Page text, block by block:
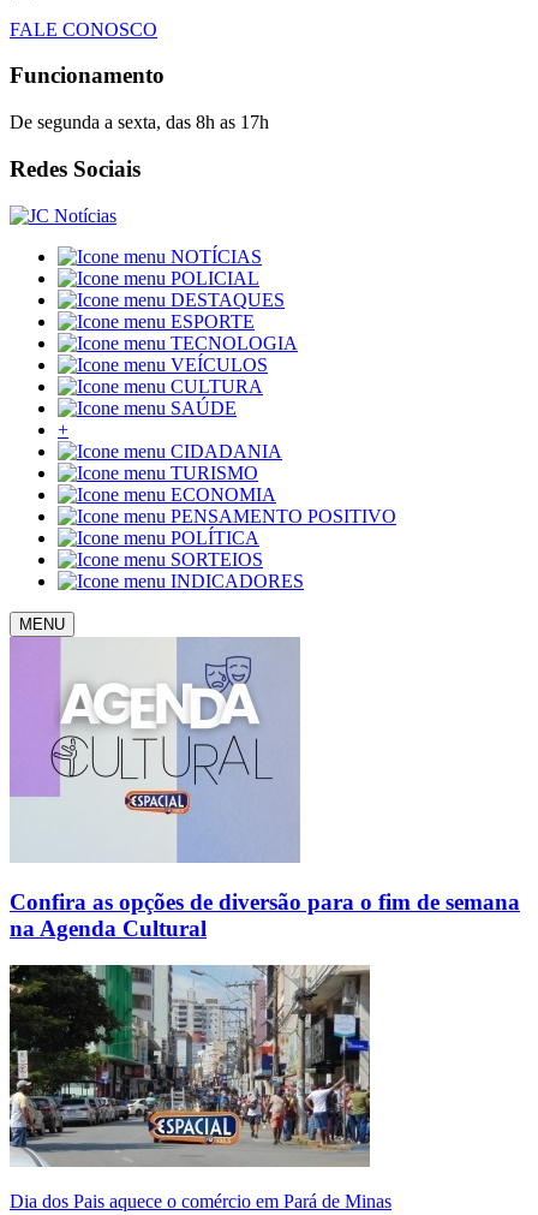
FALE CONOSCO
Funcionamento
De segunda a sexta, das 8h as 17h
Redes Sociais
NOTÍCIAS
POLICIAL
DESTAQUES
ESPORTE
TECNOLOGIA
VEÍCULOS
CULTURA
SAÚDE
+
CIDADANIA
TURISMO
ECONOMIA
PENSAMENTO POSITIVO
POLÍTICA
SORTEIOS
INDICADORES
MENU
Confira as opções de diversão para o fim de semana
na Agenda Cultural
Dia dos Pais aquece o comércio em Pará de Minas